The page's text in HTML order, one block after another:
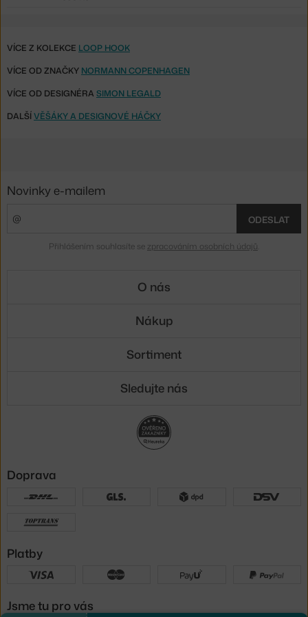
VÍCE Z KOLEKCE LOOP HOOK
VÍCE OD ZNAČKY NORMANN COPENHAGEN
VÍCE OD DESIGNÉRA SIMON LEGALD
DALŠÍVĚŠÁKY A DESIGNOVÉ HÁČKY
Novinky e-mailem
ODESLAT
Přihlášením souhlasíte se zpracováním osobních údajů
O nás
Nákup
Sortiment
Sledujte nás
Doprava
Platby
Jsme tu pro vás